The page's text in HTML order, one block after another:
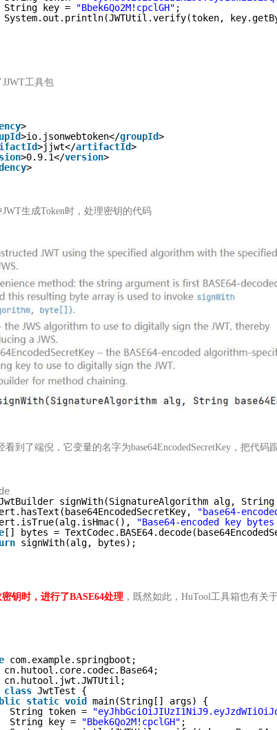
String key =
"Bbek6Qo2M!cpclGH" ;
System.out.println(JWTUtil.verify(token,
工具包
>
>io.jsonwebtoken</groupId>
>jjwt</artifactId>
>0.9.1</version>
>
生成Token时，处理密钥的代码
到了端倪，它变量的名字为base64EncodedSecretKey，把代码
signWith(SignatureAlgorithm alg, String
"base64-
"Base64-encoded key
[] bytes =
signWith(alg, bytes);
钥时，进行了BASE64处理 ，既然如此，HuTool工具箱也有关
com.example.springboot;
cn.hutool.core.codec.Base64;
cn.hutool.jwt.JWTUtil;
class JwtTest {
static void main(String[] args) {
String token =
String key =
"Bbek6Qo2M!cpclGH" ;